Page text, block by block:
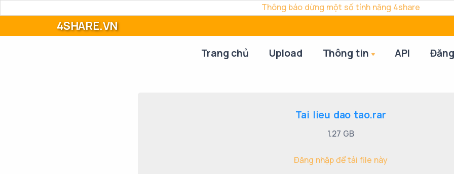
Thông báo dừng một số tính năng 4share
4SHARE.VN
Trang chủ Upload Thông tin API
Tai lieu dao tao.rar
1.27 GB
Đăng nhập để tải file này